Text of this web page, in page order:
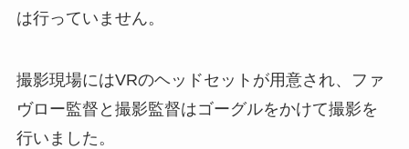
は行っていません。
撮影現場にはVRのヘッドセットが用意され、ファ
ヴロー監督と撮影監督はゴーグルをかけて撮影を
行いました。